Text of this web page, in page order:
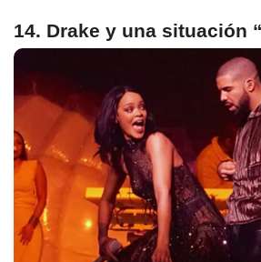
14. Drake y una situación